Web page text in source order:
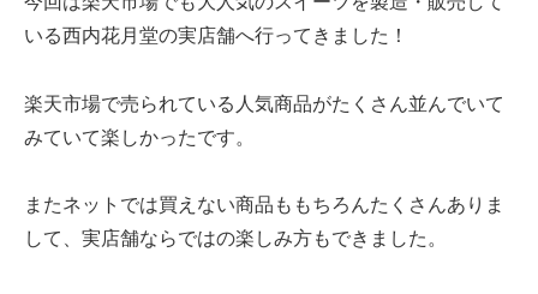
いる西内花月堂の実店舗へ行ってきました！
楽天市場で売られている人気商品がたくさん並んでいて
みていて楽しかったです。
またネットでは買えない商品ももちろんたくさんありま
して、実店舗ならではの楽しみ方もできました。